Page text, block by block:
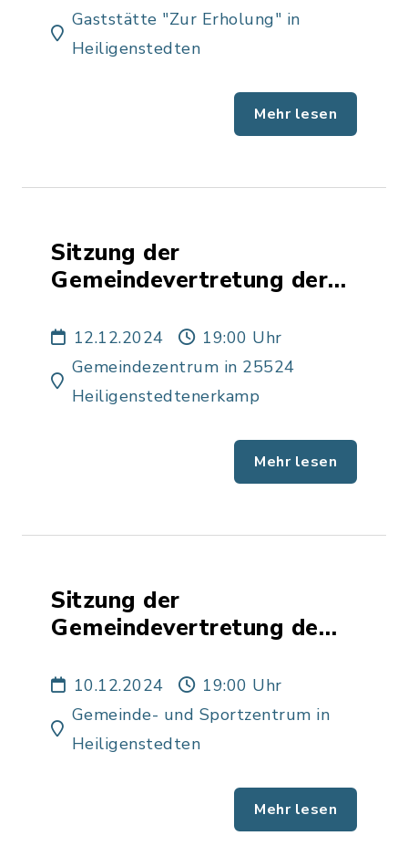
Gaststätte "Zur Erholung" in
Heiligenstedten
Mehr lesen
Sitzung der
Gemeindevertretung der
Heiligenstedtenerkamp
12.12.2024
19:00 Uhr
Gemeindezentrum in 25524
Heiligenstedtenerkamp
Mehr lesen
Sitzung der
Gemeindevertretung de
10.12.2024
19:00 Uhr
Gemeinde- und Sportzentrum in
Heiligenstedten
Mehr lesen